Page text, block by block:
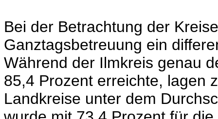
Bei der Betrachtung der
Ganztagsbetreuung ein
Während der Ilmkreis genau
85,4 Prozent erreichte, lagen
Landkreise unter dem